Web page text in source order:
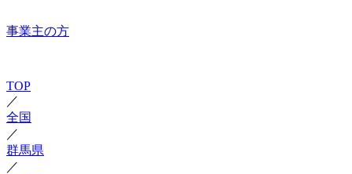
事業主の方
TOP
／
全国
／
群馬県
／